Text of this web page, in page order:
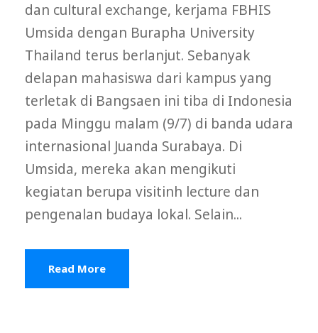
dan cultural exchange, kerjama FBHIS
Umsida dengan Burapha University
Thailand terus berlanjut. Sebanyak
delapan mahasiswa dari kampus yang
terletak di Bangsaen ini tiba di Indonesia
pada Minggu malam (9/7) di banda udara
internasional Juanda Surabaya. Di
Umsida, mereka akan mengikuti
kegiatan berupa visitinh lecture dan
pengenalan budaya lokal. Selain...
Read More